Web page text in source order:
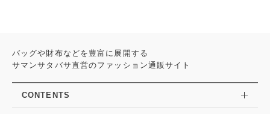
バッグや財布などを豊富に展開する
サマンサタバサ直営のファッション通販サイト
CONTENTS